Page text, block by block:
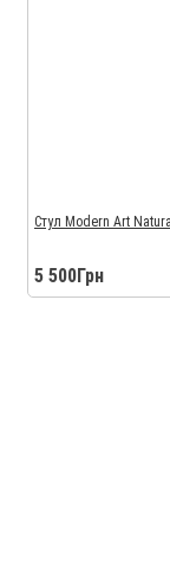
Стул Modern Art
5 500Грн